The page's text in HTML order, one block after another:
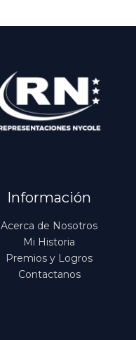
Información
Acerca de Nosotros
Mi Historia
Premios y Logros
Contactanos